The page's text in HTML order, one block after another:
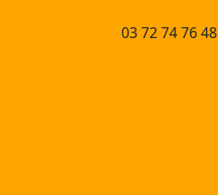
03 72 74 76 48